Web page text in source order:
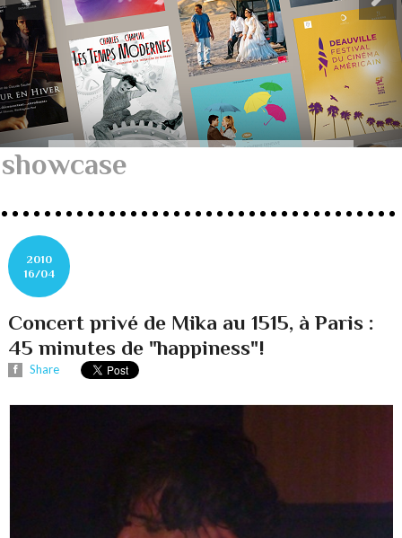
showcase
2010
16/04
Concert privé de Mika au 1515, à Paris :
45 minutes de "happiness"!
Share